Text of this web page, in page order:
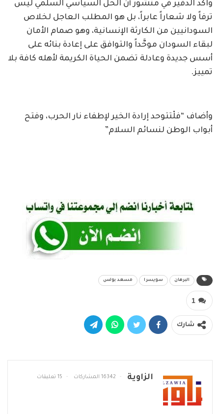
واكد الدقير في منشور أن الحل السياسي السلمي ليس
ترفاً ولا شعاراً عابراً، بل هو المطلب العاجل لخلاص
السودانيين من الكارثة الإنسانية، وهو صمام الأمان
لبقاء السودان موحَّداً والتوافق على إعادة بنائه على
أسس جديدة وعادلة تضمن الحياة الكريمة لأهله كافة بلا
تمييز.
وأضاف “فلْتتوحد إرادة الخير لإطفاء نار الحرب، وفتح
أبواب الوطن لنسائم السلام”
البرهان سويسرا مسعد بولس
1
شارك
الزاوية 16342 المشاركات 15 تعليقات